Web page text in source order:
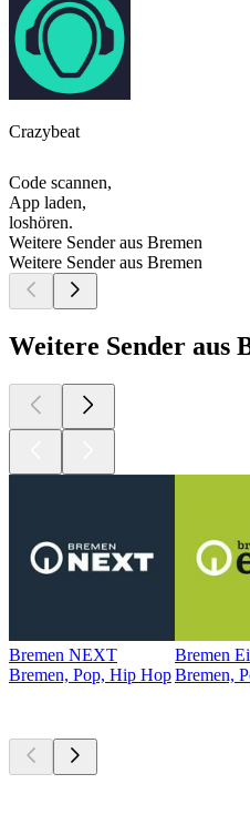
Crazybeat
Code scannen,
App laden,
loshören.
Weitere Sender aus Bremen
Weitere Sender aus Bremen
Weitere Sender aus
Bremen NEXT
Bremen, Pop, Hip Hop
Bremen
Bremen,